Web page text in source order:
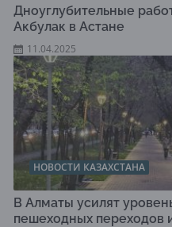
Дноуглубительные
Акбулак в Астане
11.04.2025
НОВОСТИ КАЗАХСТАНА
В Алматы усилят
пешеходных переходов